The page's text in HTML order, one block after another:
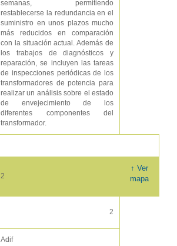
semanas, permitiendo
restablecerse la redundancia en el
suministro en unos plazos mucho
más reducidos en comparación
con la situación actual. Además de
los trabajos de diagnósticos y
reparación, se incluyen las tareas
de inspecciones periódicas de los
transformadores de potencia para
realizar un análisis sobre el estado
de envejecimiento de los
diferentes componentes del
transformador.
2
↑ Ver
mapa
2
Adif